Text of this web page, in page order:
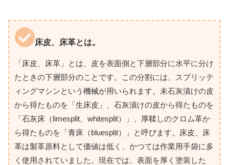
床皮、床革とは。
「床皮、床革」とは、皮を表面側と下層部分に水平に分け
たときの下層部分のことです。この分割には、スプリッテ
ィングマシンという機械が用いられます。未石灰漬けの皮
から得たものを「生床皮」、石灰漬けの皮から得たものを
「石灰床（limesplit、whitesplit）」、厚鞣しのクロム革か
ら得たものを「青床（bluesplit）」と呼びます。床皮、床
革は製革原料として価値は低く、かつては作業用手袋に多
く使用されていました。現在では、表面を厚く塗装した